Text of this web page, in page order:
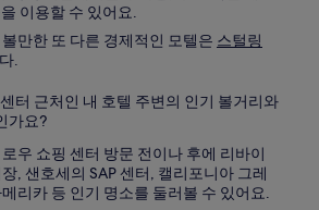
이용할 수 있어요.
만한 또 다른 경제적인 모텔은 스털링
.
터 근처인 내 호텔 주변의 인기 볼거리와
가요?
우 쇼핑 센터 방문 전이나 후에 리바이
, 샌호세의 SAP 센터, 캘리포니아 그레
리카 등 인기 명소를 둘러볼 수 있어요.